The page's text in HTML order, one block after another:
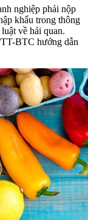
nghiệp phải nộp
khẩu trong thông
về hải quan.
BTC hướng dẫn